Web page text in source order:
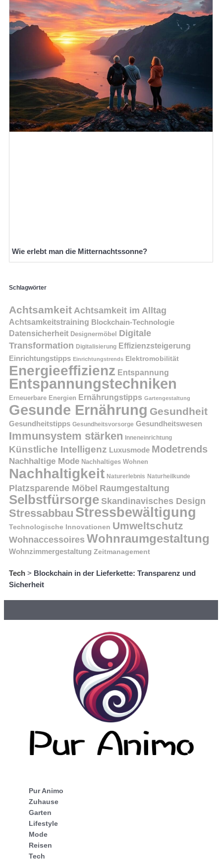
Wie erlebt man die Mitternachtssonne?
Schlagwörter
AchtsamkeitAchtsamkeit im Alltag
Achtsamkeitstraining Blockchain-Technologie
Datensicherheit Designermöbel
Digitale
Transformation Digitalisierung Effizienzsteigerung
Einrichtungstipps Einrichtungstrends Elektromobilität
Energieeffizienz Entspannung
Entspannungstechniken
Erneuerbare Energien Ernährungstipps Gartengestaltung
Gesunde Ernährung Gesundheit
Gesundheitstipps Gesundheitsvorsorge Gesundheitswesen
Immunsystem stärken Inneneinrichtung
Künstliche Intelligenz Luxusmode Modetrends
Nachhaltige Mode Nachhaltiges Wohnen
Nachhaltigkeit Naturerlebnis Naturheilkunde
Platzsparende Möbel Raumgestaltung
Selbstfürsorge Skandinavisches Design
Stressabbau Stressbewältigung
Technologische Innovationen Umweltschutz
Wohnaccessoires Wohnraumgestaltung
Wohnzimmergestaltung Zeitmanagement
Tech > Blockchain in der Lieferkette: Transparenz und
Sicherheit
Pur Animo
Zuhause
Garten
Lifestyle
Mode
Reisen
Tech